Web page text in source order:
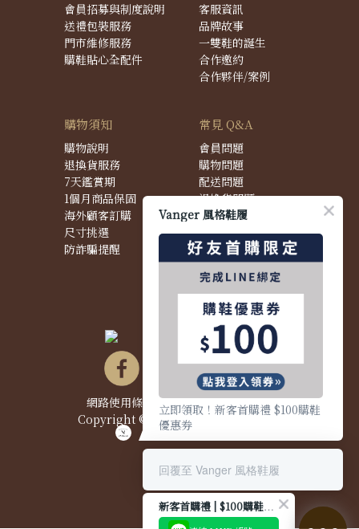
會員招募與制度說明
送禮包裝服務
門市維修服務
購鞋貼心全配件
客服資訊
品牌故事
一雙鞋的誕生
合作邀約
合作夥伴/案例
購物須知
購物說明
退換貨服務
7天鑑賞期
1個月商品保固
海外顧客訂購
尺寸挑選
防詐騙提醒
常見 Q&A
會員問題
購物問題
配送問題
退換貨問題
商品問題
網路使用條款&政策|隱私權聲明|
Copyright © 2021 Vanger 風格鞋履
Vanger 風格鞋履
立即領取！新客首購禮 $100購鞋
優惠券
回覆至 Vanger 風格鞋履
新客首購禮 | $100購鞋優惠券